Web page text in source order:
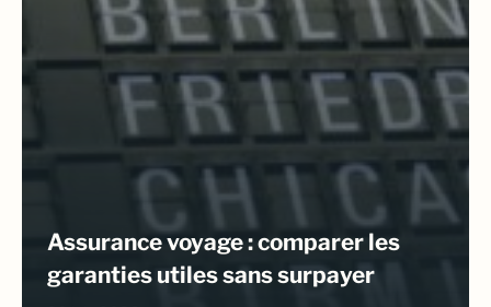
Assurance voyage : comparer les
garanties utiles sans surpayer